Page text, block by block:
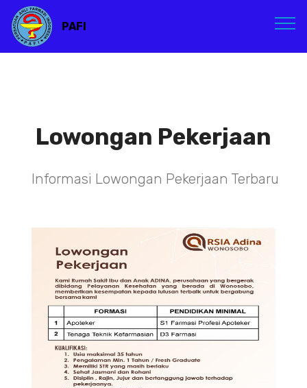
PAFI
Lowongan Pekerjaan
Informasi Lowongan Pekerjaan Terbaru
TENAGA TEKNIS
KEFARMASIAN DI RSIA ADINA
WONOSOBO
DIBUTUHKAN SEGERA TENAGA TEKNIS
KEFARMASIAN DI RUMAH SAKIT IBU
DAN ANAK ADINA WONOSOBO